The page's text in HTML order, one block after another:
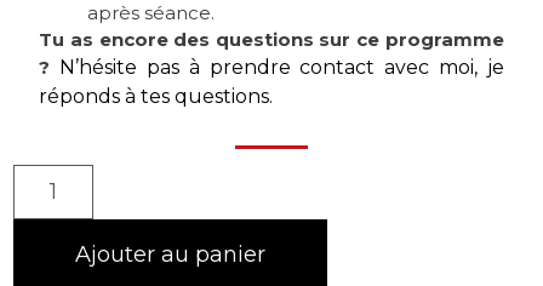
après séance.
Tu as encore des questions sur ce programme
?
N’hésite pas à prendre contact avec moi, je
réponds à tes questions.
Ajouter au panier